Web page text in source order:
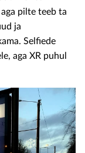
pilte teeb ta
ja
Selfiede
aga XR puhul